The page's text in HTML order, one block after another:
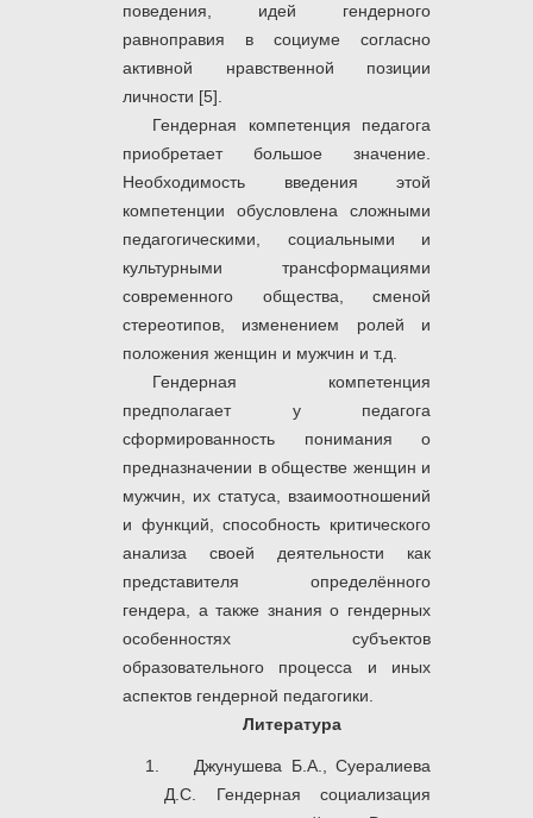
поведения, идей гендерного
равноправия в социуме согласно
активной нравственной позиции
личности [5].
Гендерная компетенция педагога
приобретает большое значение.
Необходимость введения этой
компетенции обусловлена сложными
педагогическими, социальными и
культурными трансформациями
современного общества, сменой
стереотипов, изменением ролей и
положения женщин и мужчин и т.д.
Гендерная компетенция
предполагает у педагога
сформированность понимания о
предназначении в обществе женщин и
мужчин, их статуса, взаимоотношений
и функций, способность критического
анализа своей деятельности как
представителя определённого
гендера, а также знания о гендерных
особенностях субъектов
образовательного процесса и иных
аспектов гендерной педагогики.
Литература
Джунушева Б.А., Суералиева
Д.С. Гендерная социализация